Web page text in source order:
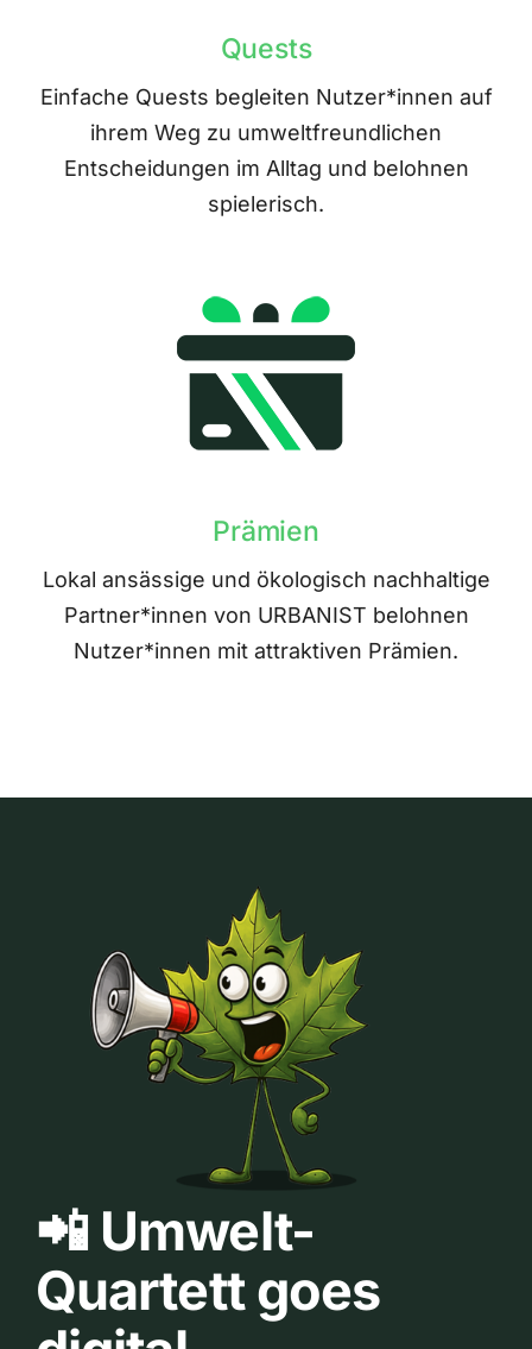
Quests
Einfache Quests begleiten Nutzer*innen auf
ihrem Weg zu umweltfreundlichen
Entscheidungen im Alltag und belohnen
spielerisch.
Prämien
Lokal ansässige und ökologisch nachhaltige
Partner*innen von URBANIST belohnen
Nutzer*innen mit attraktiven Prämien.
📲 Umwelt-
Quartett goes